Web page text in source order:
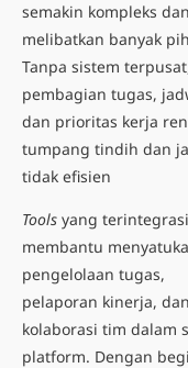
semakin kompleks dan
melibatkan banyak
Tanpa sistem
pembagian tugas,
dan prioritas kerja
tumpang tindih dan
tidak efisien
Tools yang terintegrasi
membantu
pengelolaan tugas,
pelaporan kinerja, dan
kolaborasi tim dalam
platform. Dengan